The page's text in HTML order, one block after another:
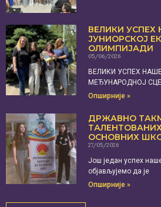
ВЕЛИКИ
ЈУНИОРСКОЈ
ОЛИМПИЈАДИ
05/06/2026
ВЕЛИКИ УСПЕХ
МЕЂУНАРОДНОЈ
Опширније »
ДРЖАВНО
ОСНОВНИХ
27/05/2026
Још један успех
објављујемо да је
Опширније »